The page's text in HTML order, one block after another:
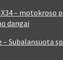
– motokroso
dangai
– Subalansuota